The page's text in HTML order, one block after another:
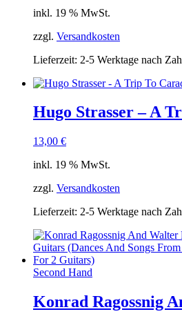
inkl. 19 % MwSt.
zzgl. Versandkosten
Lieferzeit: 2-5 Werktage nach
Hugo Strasser – A
13,00 €
inkl. 19 % MwSt.
zzgl. Versandkosten
Lieferzeit: 2-5 Werktage nach
Second Hand
Konrad Ragossnig